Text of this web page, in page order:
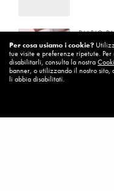
DIARIO
La vita
8 Ottobre
Per
8 Ottobre
Per cosa usiamo i cookie?
tue visite e preferenze ripetute.
disabilitarli, consulta la nostra
banner, o utilizzando il nostro sito,
li abbia disabilitati.